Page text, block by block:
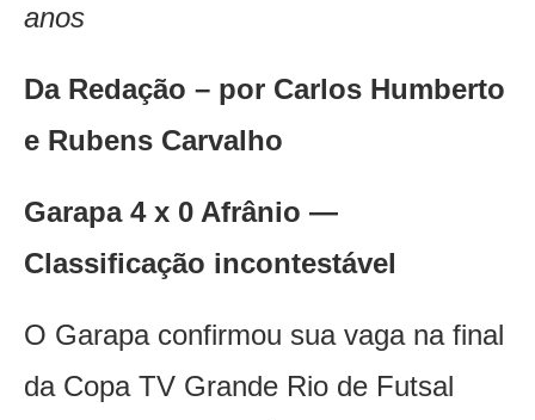
anos
Da Redação – por Carlos Humberto
e Rubens Carvalho
Garapa 4 x 0 Afrânio —
Classificação incontestável
O Garapa confirmou sua vaga na final
da Copa TV Grande Rio de Futsal